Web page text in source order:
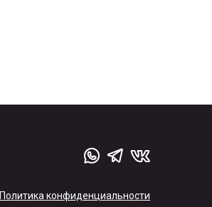
Политика конфиденциальности